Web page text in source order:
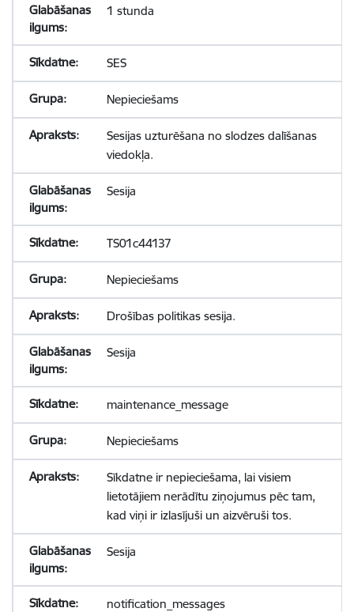
1 stunda
SES
Nepieciešams
Sesijas uzturēšana no slodzes dalīšanas
viedokļa.
Sesija
TS01c44137
Nepieciešams
Drošības politikas sesija.
Sesija
maintenance_message
Nepieciešams
Sīkdatne ir nepieciešama, lai visiem
lietotājiem nerādītu ziņojumus pēc tam,
kad viņi ir izlasījuši un aizvēruši tos.
Sesija
notification_messages